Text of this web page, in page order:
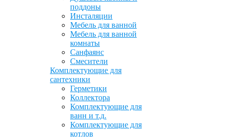
поддоны
Инсталяции
Мебель для ванной
Мебель для ванной
комнаты
Санфаянс
Смесители
Комплектующие для
сантехники
Герметики
Коллектора
Комплектующие для
ванн и т.д.
Комплектующие для
котлов